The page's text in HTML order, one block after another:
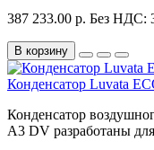
387 233.00 р. Без НДС:
В корзину
Конденсатор Luvata
Конденсатор
A3 DV разработаны